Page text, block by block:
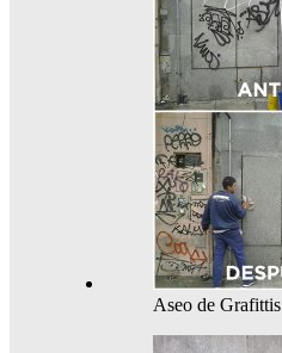
Aseo de Grafittis